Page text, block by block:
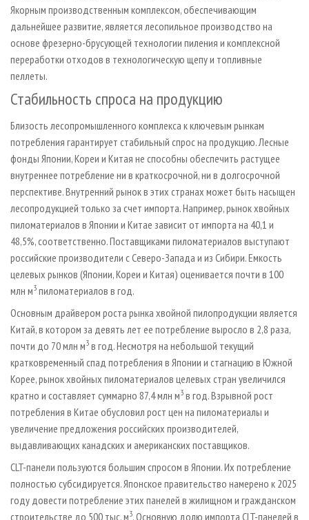
Якорным производственным комплексом, обеспечивающим
дальнейшее развитие, является лесопильное производство на
основе фрезерно-брусующей технологии пиления и комплексной
переработки отходов в технологическую щепу и топливные
пеллеты.
Стабильность спроса на продукцию
Близость лесопромышленного комплекса к ключевым рынкам
потребления гарантирует стабильный спрос на продукцию. Лесные
фонды Японии, Кореи и Китая не способны обеспечить растущее
внутреннее потребление ни в краткосрочной, ни в долгосрочной
перспективе. Внутренний рынок в этих странах может быть насыщен
лесопродукцией только за счет импорта. Например, рынок хвойных
пиломатериалов в Японии и Китае зависит от импорта на 40,1 и
48,5%, соответственно. Поставщиками пиломатериалов выступают
российские производители с Северо-Запада и из Сибири. Емкость
целевых рынков (Японии, Кореи и Китая) оценивается почти в 100
млн м3 пиломатериалов в год.
Основным драйвером роста рынка хвойной пилопродукции является
Китай, в котором за девять лет ее потребление выросло в 2,8 раза,
почти до 70 млн м3 в год. Несмотря на небольшой текущий
кратковременный спад потребления в Японии и стагнацию в Южной
Корее, рынок хвойных пиломатериалов целевых стран увеличился
кратно и составляет суммарно 87,4 млн м3 в год. Взрывной рост
потребления в Китае обусловил рост цен на пиломатериалы и
увеличение предложения российских производителей,
выдавливающих канадских и американских поставщиков.
CLT-панели пользуются большим спросом в Японии. Их потребление
полностью субсидируется. Японское правительство намерено к 2025
году довести потребление этих панелей в жилищном и гражданском
строительстве до 500 тыс. м3. Основную долю импорта CLT-панелей в